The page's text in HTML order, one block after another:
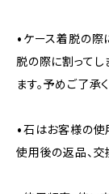
•ケース着脱の際
脱の際に割って
ます。予めご了承
•石はお客様の使
使用後の返品、